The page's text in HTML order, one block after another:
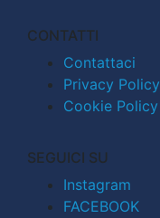
CONTATTI
Contattaci
Privacy Policy
Cookie Policy
SEGUICI SU
Instagram
FACEBOOK